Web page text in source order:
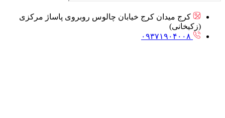
کرج میدان کرج خیابان چالوس روبروی پاساژ مرکزی
(زکیخانی)
۰۹۳۷۱۹۰۴۰۰۸